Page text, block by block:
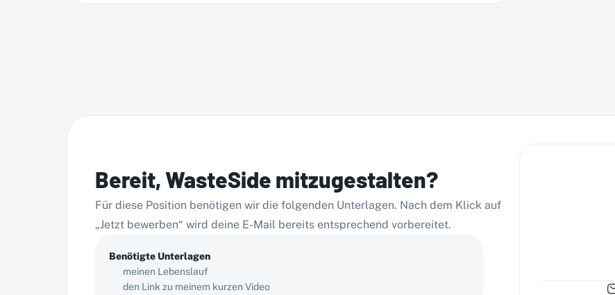
Bereit, WasteSide mitzugestalten?
Für diese Position benötigen wir die folgenden Unterlagen. Nach dem Klick auf
„Jetzt bewerben“ wird deine E-Mail bereits entsprechend vorbereitet.
Benötigte Unterlagen
meinen Lebenslauf
den Link zu meinem kurzen Video